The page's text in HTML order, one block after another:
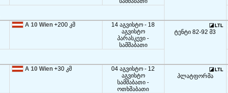
A 10 Wien +200 კმ
14 აგვისტო - 18
აგვისტო
პარასკევი -
სამშაბათი
ტენტი 82-92 მ3
A 10 Wien +30 კმ
04 აგვისტო - 12
აგვისტო
სამშაბათი -
ოთხშაბათი
პლატფორმა